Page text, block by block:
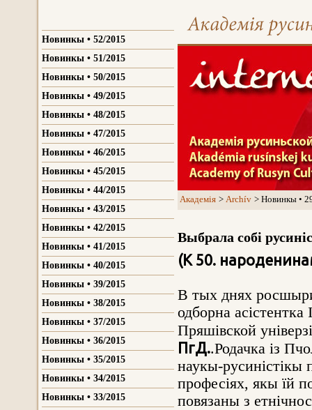
Новинкы • 52/2015
Новинкы • 51/2015
Новинкы • 50/2015
Новинкы • 49/2015
Новинкы • 48/2015
Новинкы • 47/2015
Новинкы • 46/2015
Новинкы • 45/2015
Новинкы • 44/2015
Новинкы • 43/2015
Новинкы • 42/2015
Новинкы • 41/2015
Новинкы • 40/2015
Новинкы • 39/2015
Новинкы • 38/2015
Новинкы • 37/2015
Новинкы • 36/2015
Новинкы • 35/2015
Новинкы • 34/2015
Новинкы • 33/2015
Aкадемія Archív Новинкы •
Выбрала собі
(К 50.
В тых днях
одборна
Пряшівской
ПгД..Родачка із
наукы-русиністікы
професіях, якы їй
повязаны з